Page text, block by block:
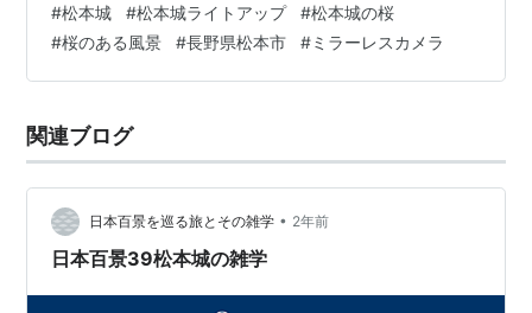
様 桜と松本城とお月様と 春の夜の松本を散策する 市街
地から松本城方面へ 実はこの日、娘（ブログネーム：ぽ
こぽん）のお宮参りでした。 両家の親も呼び、松本市の
産に纏わる行事はひと段落となりまして、ほっと一息と
いったところ。 そんな事もあり…
#松本城 #松本城ライトアップ #松本城の桜
#桜のある風景 #長野県松本市 #ミラーレスカメラ
関連ブログ
日本百景を巡る旅とその雑学 • 2年前
日本百景39松本城の雑学